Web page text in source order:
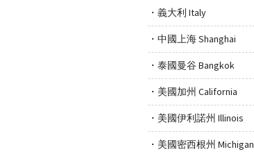
・義大利 Italy
・中國上海 Shanghai
・泰國曼谷 Bangkok
・美國加州 California
・美國伊利諾州 Illinois
・美國密西根州 Michigan